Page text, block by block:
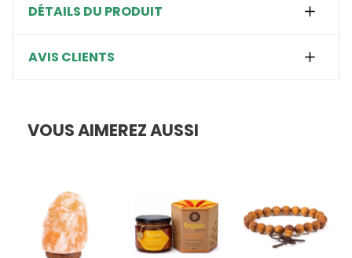
DÉTAILS DU PRODUIT
AVIS CLIENTS
VOUS AIMEREZ AUSSI